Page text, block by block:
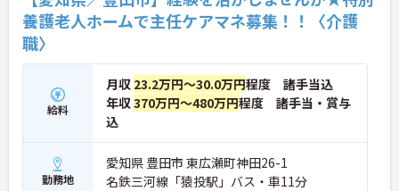
養護老人ホームで主任ケアマネ募集！！〈介護
職〉
給料
月収 23.2万円～30.0万円程度 諸手当込
年収370万円～480万円程度 諸手当・賞与
込
勤務地
愛知県 豊田市 東広瀬町神田26-1
名鉄三河線「猿投駅」バス・車11分